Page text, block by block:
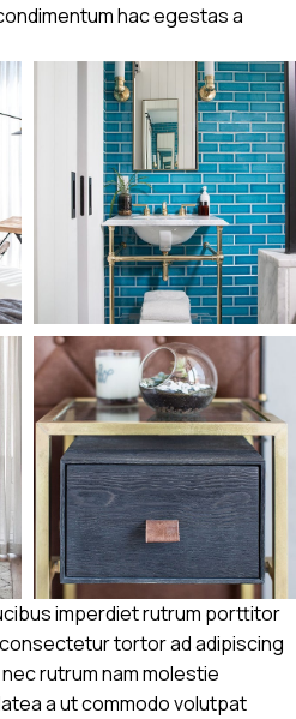
hac egestas a
imperdiet rutrum porttitor
tortor ad adipiscing
rutrum nam molestie
a ut commodo volutpat